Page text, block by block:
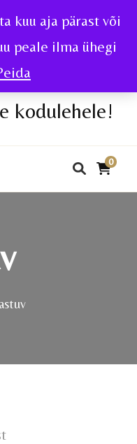
kuu aja pärast või
peale ilma ühegi
kodulehele!
0